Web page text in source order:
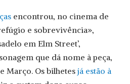
encontrou, no cinema de
e sobrevivência»,
em Elm Street’,
que dá nome à peça,
Março. Os bilhetesjá estão à